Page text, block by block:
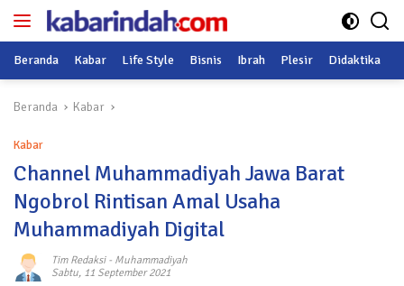
Langsung
Beranda Kabar Life Style Bisnis Ibrah Plesir Didaktika
Beranda Kabar
Kabar
Channel Muhammadiyah Jawa Barat
Ngobrol Rintisan Amal Usaha
Muhammadiyah Digital
Tim Redaksi- Muhammadiyah
Sabtu, 11 September 2021